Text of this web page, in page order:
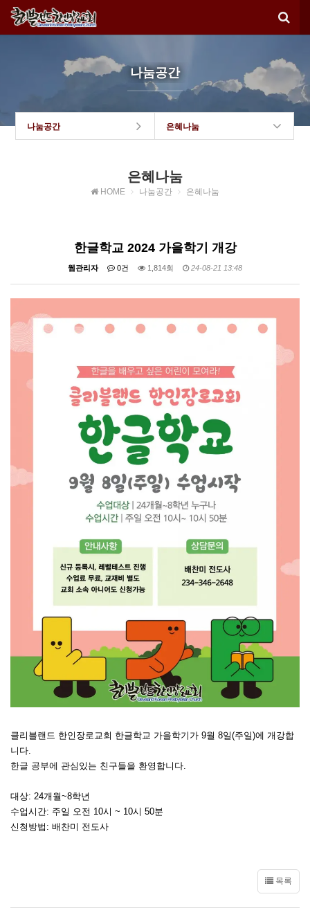
나눔공간
나눔공간 은혜나눔
은혜나눔
HOME 나눔공간 은혜나눔
한글학교 2024 가을학기 개강
웹관리자 0건 1,814회 24-08-21 13:48
클리블랜드 한인장로교회 한글학교 가을학기가 9월 8일(주일)에 개강합
니다.
한글 공부에 관심있는 친구들을 환영합니다.
대상: 24개월~8학년
수업시간: 주일 오전 10시 ~ 10시 50분
신청방법: 배찬미 전도사
목록